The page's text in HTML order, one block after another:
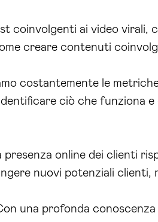
coinvolgenti ai video virali,
creare contenuti
costantemente le
ciò che funziona
presenza online dei clienti
nuovi potenziali
una profonda conoscenza